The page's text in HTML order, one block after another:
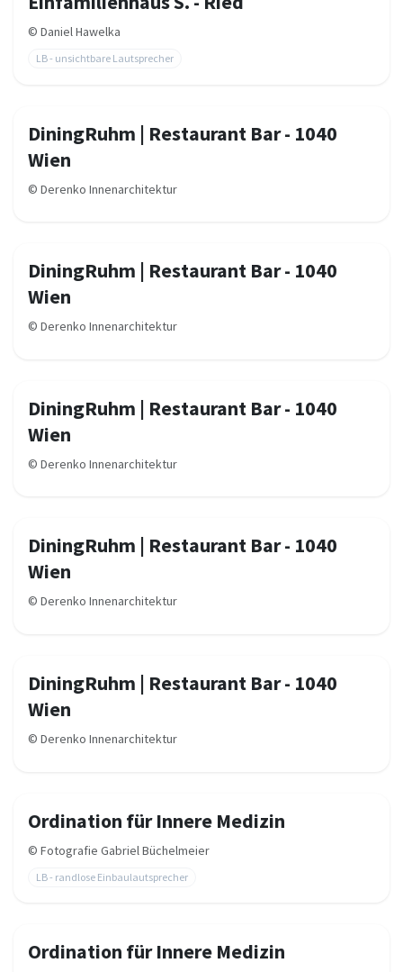
© Daniel Hawelka
LB - unsichtbare Lautsprecher
DiningRuhm | Restaurant Bar - 1040
Wien
© Derenko Innenarchitektur
DiningRuhm | Restaurant Bar - 1040
Wien
© Derenko Innenarchitektur
DiningRuhm | Restaurant Bar - 1040
Wien
© Derenko Innenarchitektur
DiningRuhm | Restaurant Bar - 1040
Wien
© Derenko Innenarchitektur
DiningRuhm | Restaurant Bar - 1040
Wien
© Derenko Innenarchitektur
Ordination für Innere Medizin
© Fotografie Gabriel Büchelmeier
LB - randlose Einbaulautsprecher
Ordination für Innere Medizin